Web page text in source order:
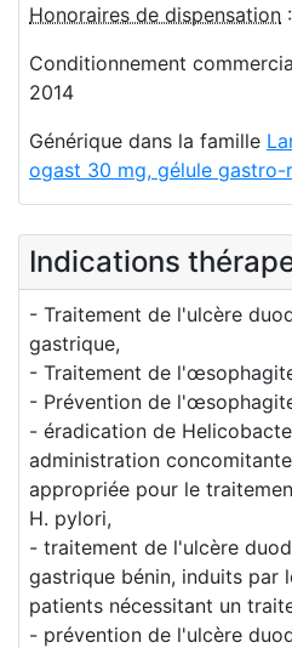
Honoraires de dispensation
Conditionnement
2014
Générique dans la famille
ogast 30 mg, gélule gastro-
Indications
- Traitement de l'ulcère
gastrique,
- Traitement de
- Prévention de
- éradication de
administration
appropriée pour le
H. pylori,
- traitement de l'ulcère
gastrique bénin, induits par
patients nécessitant un
- prévention de l'ulcère